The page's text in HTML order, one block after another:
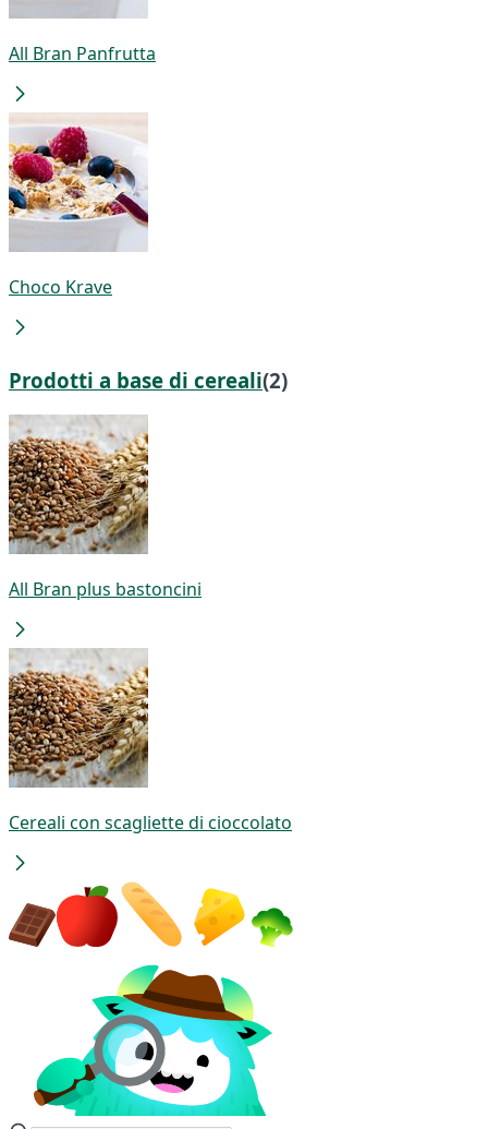
All Bran Panfrutta
Choco Krave
Prodotti a base di cereali(2)
All Bran plus bastoncini
Cereali con scagliette di cioccolato